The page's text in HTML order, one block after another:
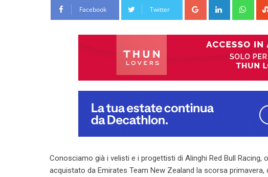
Facebook Twitter Google+ LinkedIn
Conosciamo già i velisti e i progettisti di Alinghi Red Bull
acquistato da Emirates Team New Zealand la scorsa